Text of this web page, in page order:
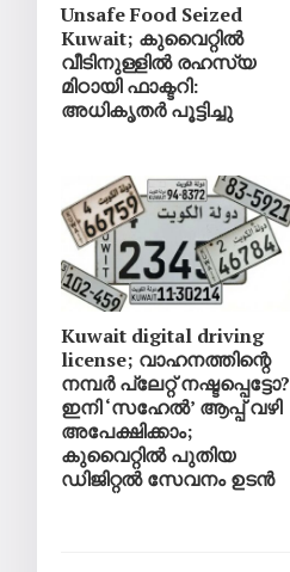
Unsafe Food Seized
Kuwait; കുവൈറ്റിൽ
വീടിനുള്ളിൽ രഹസ്യ
മിഠായി ഫാക്ടറി:
അധികൃതർ പൂട്ടിച്ചു
Kuwait digital driving
license; വാഹനത്തിന്റെ
നമ്പര്‍ പ്ലേറ്റ് നഷ്ടപ്പെട്ടോ?
ഇനി ‘സഹേൽ’ ആപ്പ് വഴി
അപേക്ഷിക്കാം;
കുവൈറ്റിൽ പുതിയ
ഡിജിറ്റൽ സേവനം ഉടൻ